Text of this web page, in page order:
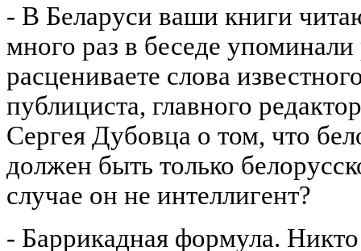
- В Беларуси ваши книги
много раз в беседе
расцениваете слова
публициста, главного
Сергея Дубовца о том, что
должен быть только
случае он не интеллигент?
- Баррикадная формула.